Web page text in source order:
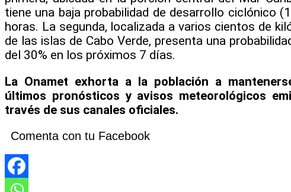
tiene una baja probabilidad de desarrollo ciclónico
horas. La segunda, localizada a varios cientos de
de las islas de Cabo Verde, presenta una
del 30% en los próximos 7 días.
La Onamet exhorta a la población a
últimos pronósticos y avisos meteorológicos
través de sus canales oficiales.
Comenta con tu Facebook